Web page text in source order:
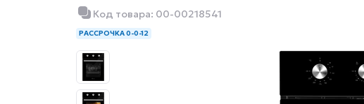
Код товара: 00-00218541
РАССРОЧКА 0-0-12